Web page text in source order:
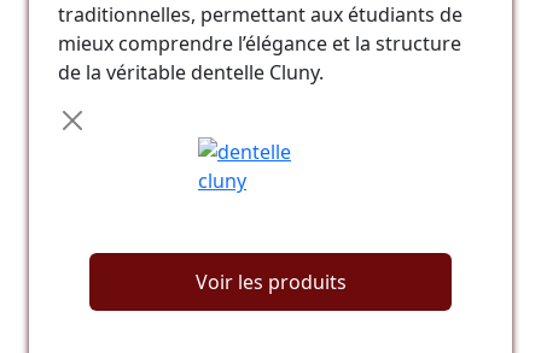
traditionnelles, permettant aux étudiants de
mieux comprendre l’élégance et la structure
de la véritable dentelle Cluny.
Voir les produits